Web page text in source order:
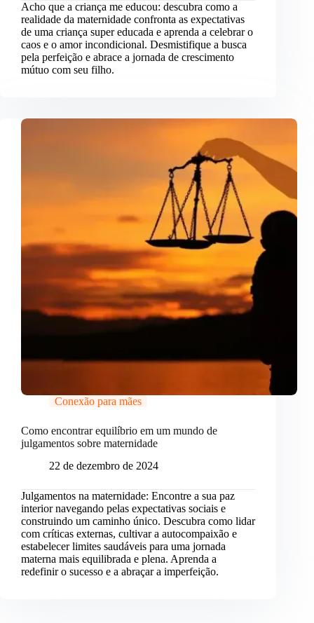
Acho que a criança me educou: descubra como a
realidade da maternidade confronta as expectativas
de uma criança super educada e aprenda a celebrar o
caos e o amor incondicional. Desmistifique a busca
pela perfeição e abrace a jornada de crescimento
mútuo com seu filho.
Conexão para mães
Como encontrar equilíbrio em um mundo de
julgamentos sobre maternidade
22 de dezembro de 2024
Julgamentos na maternidade: Encontre a sua paz
interior navegando pelas expectativas sociais e
construindo um caminho único. Descubra como lidar
com críticas externas, cultivar a autocompaixão e
estabelecer limites saudáveis para uma jornada
materna mais equilibrada e plena. Aprenda a
redefinir o sucesso e a abraçar a imperfeição.